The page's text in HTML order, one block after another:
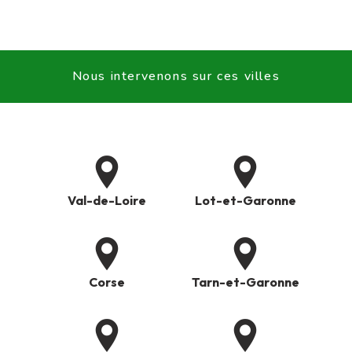
Nous intervenons sur ces villes
Val-de-Loire Lot-et-Garonne
Corse Tarn-et-Garonne